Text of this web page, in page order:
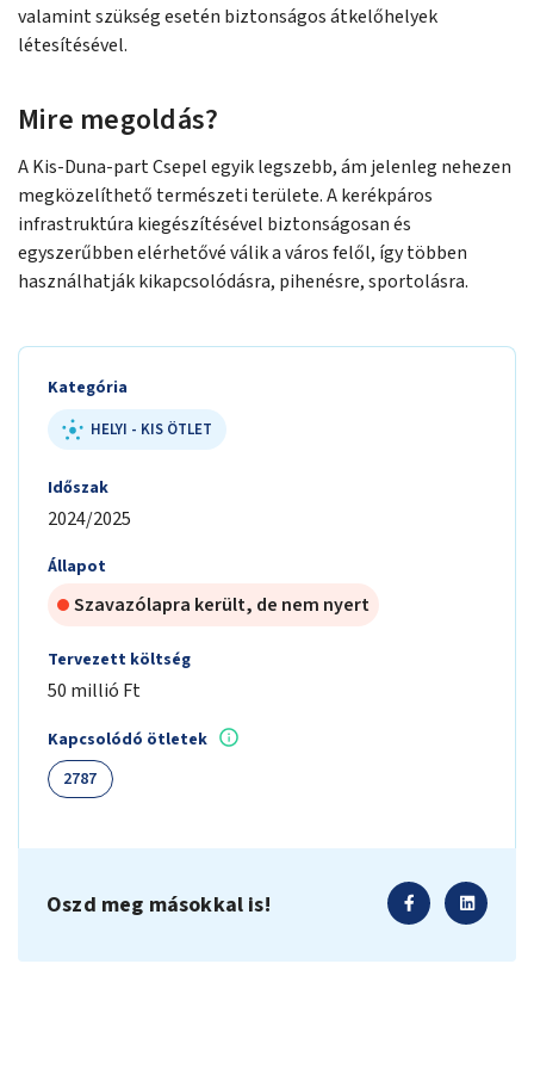
valamint szükség esetén biztonságos átkelőhelyek
létesítésével.
Mire megoldás?
A Kis-Duna-part Csepel egyik legszebb, ám jelenleg nehezen
megközelíthető természeti területe. A kerékpáros
infrastruktúra kiegészítésével biztonságosan és
egyszerűbben elérhetővé válik a város felől, így többen
használhatják kikapcsolódásra, pihenésre, sportolásra.
Kategória
HELYI - KIS ÖTLET
Időszak
2024/2025
Állapot
Szavazólapra került, de nem nyert
Tervezett költség
50 millió Ft
Kapcsolódó ötletek
2787
Oszd meg másokkal is!